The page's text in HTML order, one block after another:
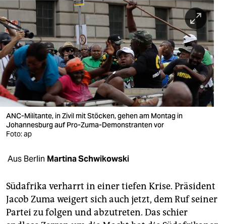
berlin
nord
wahrheit
verlag
verlag
veranstaltungen
unterstützen
abo
ANC-Militante, in Zivil mit Stöcken, gehen am Montag in
Johannesburg auf Pro-Zuma-Demonstranten vor
Foto: ap
Aus Berlin Martina Schwikowski
Südafrika verharrt in einer tiefen Krise. Präsident
Jacob Zuma weigert sich auch jetzt, dem Ruf seiner
Partei zu folgen und abzutreten. Das schier